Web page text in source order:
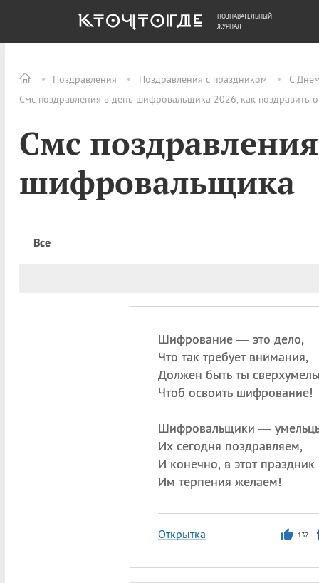
Поздравления Поздравления с праздником
С
Смс поздравления в день шифровальщика 2026, как поздравить
Смс
шифровальщика
Все
Шифрование — это дело,
Что так требует внимания,
Должен быть ты
Чтоб освоить шифрование!
Шифровальщики —
Их сегодня поздравляем,
И конечно, в этот праздник
Им терпения желаем!
Открытка 137
ОБЩЕСТВО ДЕНЬГИ
ПОЗНАВАТЕЛЬНЫЙ
ЖУРНАЛ